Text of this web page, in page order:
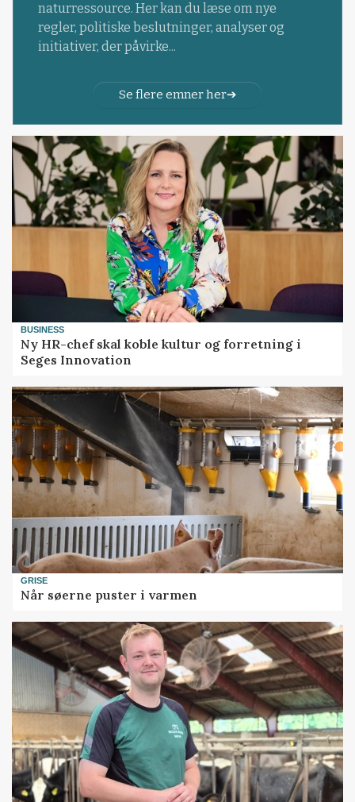
naturressource. Her kan du læse om nye
regler, politiske beslutninger, analyser og
initiativer, der påvirke...
Se flere emner her
BUSINESS
Ny HR-chef skal koble kultur og forretning i
Seges Innovation
GRISE
Når søerne puster i varmen